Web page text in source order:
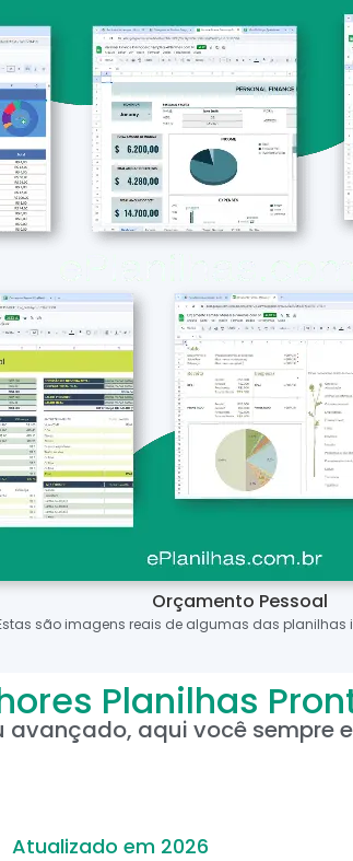
Orçamento Pessoal
são imagens reais de algumas das planilhas
Planilhas
avançado, aqui você sempre
Atualizado em 2026